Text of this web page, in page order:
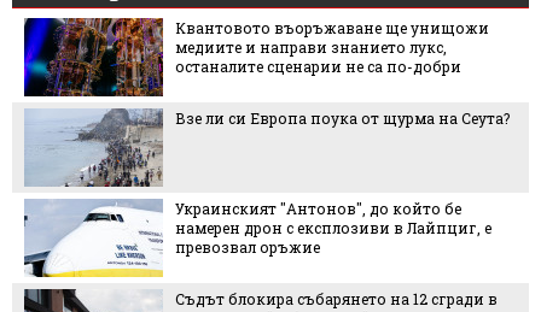
Квантовото въоръжаване ще унищожи
медиите и направи знанието лукс,
останалите сценарии не са по-добри
Взе ли си Европа поука от щурма на Сеута?
Украинският "Антонов", до който бе
намерен дрон с експлозиви в Лайпциг, е
превозвал оръжие
Съдът блокира събарянето на 12 сгради в